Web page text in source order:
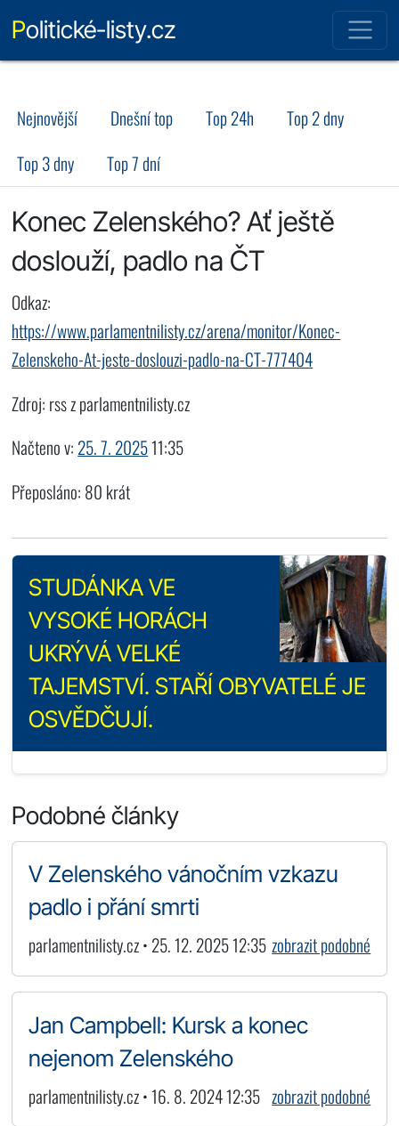
Politické-listy.cz
Nejnovější Dnešní top Top 24h
Top 2 dny
Top 3 dny
Top 7 dní
Konec Zelenského? Ať ještě
doslouží, padlo na ČT
Odkaz:
https://www.parlamentnilisty.cz/arena/monitor/Konec-
Zelenskeho-At-jeste-doslouzi-padlo-na-CT-777404
Zdroj: rss z parlamentnilisty.cz
Načteno v: 25. 7. 202511:35
Přeposláno: 80 krát
STUDÁNKA VE
VYSOKÉ HORÁCH
UKRÝVÁ VELKÉ
TAJEMSTVÍ. STAŘÍ OBYVATELÉ JE
OSVĚDČUJÍ.
Podobné články
V Zelenského vánočním vzkazu
padlo i přání smrti
parlamentnilisty.cz • 25. 12. 2025 12:35 zobrazit podobné
Jan Campbell: Kursk a konec
nejenom Zelenského
parlamentnilisty.cz • 16. 8. 2024 12:35 zobrazit podobné